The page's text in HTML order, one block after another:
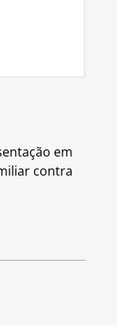
em
contra